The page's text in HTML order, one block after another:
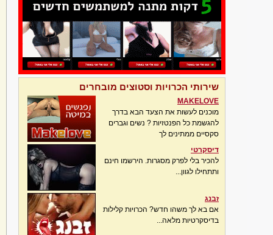
שירותי הכרויות וסטוצים מובחרים
MAKELOVE
מוכנים לעשות את הצעד הבא בדרך
להגשמת כל הפנטזיות ? נשים וגברים
סקסיים ממתינים לך
דיסקרטי
להכיר בלי לפרק מסגרות. הירשמו חינם
ותתחילו לגוון...
זבנג
אם בא לך משהו חדש? הכרויות קלילות
בדיסקרטיות מלאה...